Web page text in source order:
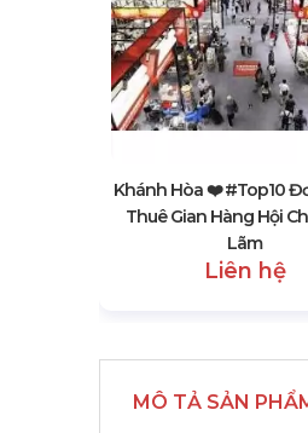
Khánh Hòa ❤️️ #top10
Thuê Gian Hàng Hội
Lãm
Liên hệ
MÔ TẢ SẢN